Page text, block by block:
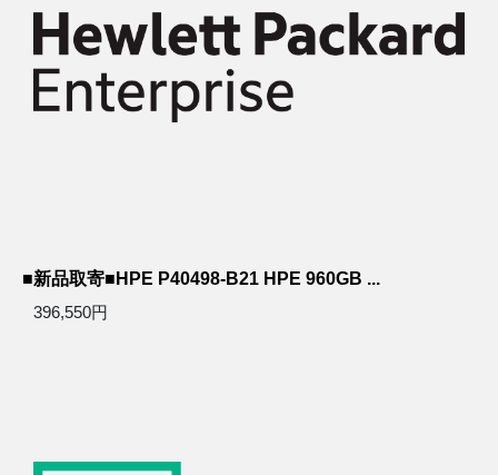
■新品取寄■HPE P40498-B21 HPE 960GB ...
396,550円